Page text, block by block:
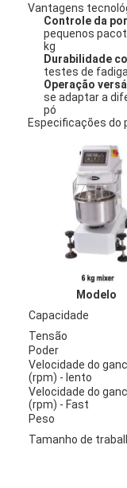
Vantagens
Controle da
pequenos
kg
Durabilidade
testes de fadiga
Operação
se adaptar a
pó
Especificações do
Modelo
Capacidade
Tensão
Poder
Velocidade do
(rpm) - lento
Velocidade do
(rpm) - Fast
Peso
Tamanho de